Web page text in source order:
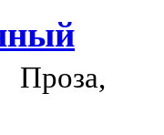
Проза,